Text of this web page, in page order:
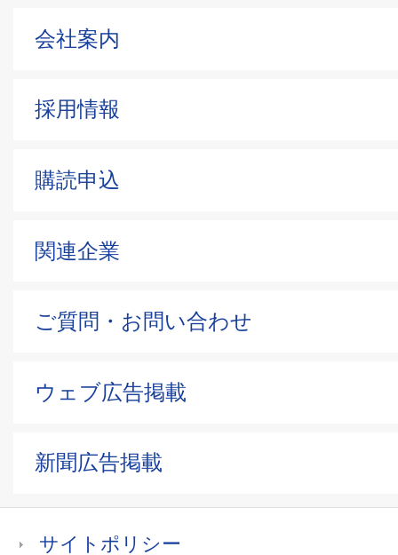
会社案内
採用情報
購読申込
関連企業
ご質問・お問い合わせ
ウェブ広告掲載
新聞広告掲載
サイトポリシー